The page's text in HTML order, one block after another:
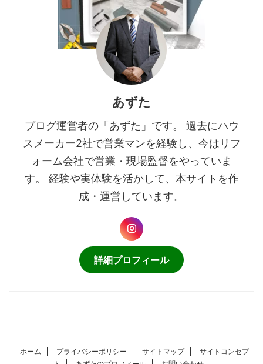
あずた
ブログ運営者の「あずた」です。 過去にハウ
スメーカー2社で営業マンを経験し、今はリフ
ォーム会社で営業・現場監督をやっていま
す。 経験や実体験を活かして、本サイトを作
成・運営しています。
詳細プロフィール
ホーム プライバシーポリシー サイトマップ
サイトコンセプ